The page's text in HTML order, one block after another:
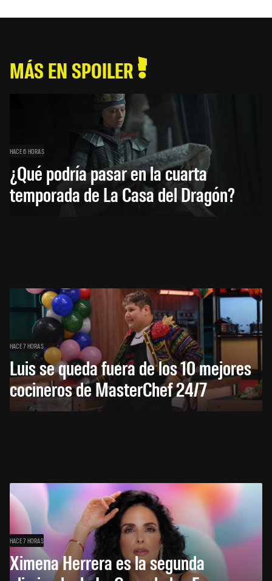
MÁS EN SPOILER
HACE 6 HORAS
¿Qué podría pasar en la cuarta
temporada de La Casa del Dragón?
HACE 7 HORAS
Luis se queda fuera de los 10 mejores
cocineros de MasterChef 24/7
HACE 7 HORAS
Ximena Herrera es la segunda